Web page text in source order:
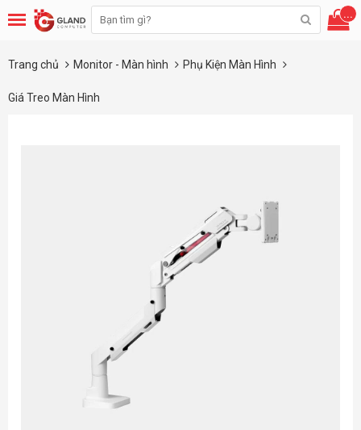
...
Trang chủ Monitor - Màn hình Phụ Kiện Màn Hình
Giá Treo Màn Hình